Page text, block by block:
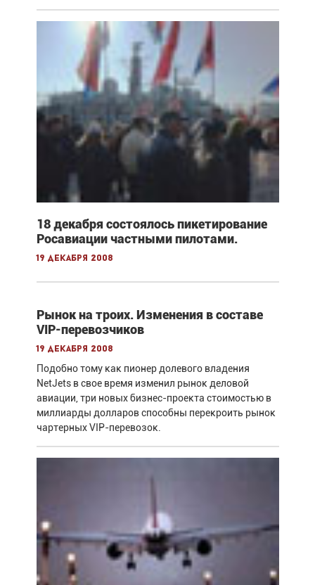
18 декабря состоялось пикетирование
Росавиации частными пилотами.
19 декабря 2008
Рынок на троих. Изменения в составе
VIP-перевозчиков
19 декабря 2008
Подобно тому как пионер долевого владения
NetJets в свое время изменил рынок деловой
авиации, три новых бизнес-проекта стоимостью в
миллиарды долларов способны перекроить рынок
чартерных VIP-перевозок.